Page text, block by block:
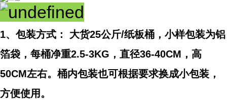
1、包装方式： 大货25公斤/纸板桶，小样包装为铝
箔袋，每桶净重2.5-3KG，直径36-40CM，高
50CM左右。桶内包装也可根据要求换成小包装，
方便使用。